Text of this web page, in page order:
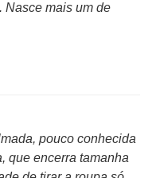
Nasce mais um de
pouco conhecida
que encerra tamanha